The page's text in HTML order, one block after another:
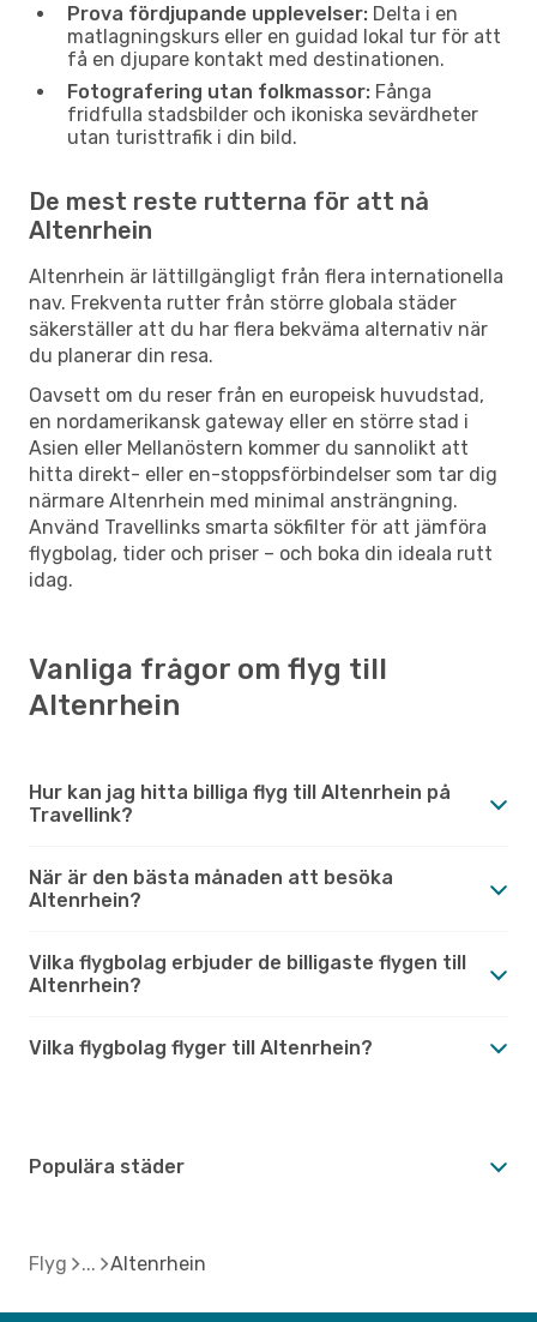
Prova fördjupande upplevelser: Delta i en
matlagningskurs eller en guidad lokal tur för att
få en djupare kontakt med destinationen.
Fotografering utan folkmassor: Fånga
fridfulla stadsbilder och ikoniska sevärdheter
utan turisttrafik i din bild.
De mest reste rutterna för att nå
Altenrhein
Altenrhein är lättillgängligt från flera internationella
nav. Frekventa rutter från större globala städer
säkerställer att du har flera bekväma alternativ när
du planerar din resa.
Oavsett om du reser från en europeisk huvudstad,
en nordamerikansk gateway eller en större stad i
Asien eller Mellanöstern kommer du sannolikt att
hitta direkt- eller en-stoppsförbindelser som tar dig
närmare Altenrhein med minimal ansträngning.
Använd Travellinks smarta sökfilter för att jämföra
flygbolag, tider och priser – och boka din ideala rutt
idag.
Vanliga frågor om flyg till
Altenrhein
Hur kan jag hitta billiga flyg till Altenrhein på
Travellink?
När är den bästa månaden att besöka
Altenrhein?
Vilka flygbolag erbjuder de billigaste flygen till
Altenrhein?
Vilka flygbolag flyger till Altenrhein?
Populära städer
Flyg Altenrhein